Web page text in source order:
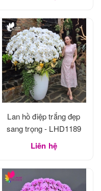
Lan hồ điệp trắng đẹp
sang trọng - LHD1189
Liên hệ